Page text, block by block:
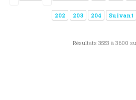
202 203 204 Suivant
Résultats 3583 à 3600